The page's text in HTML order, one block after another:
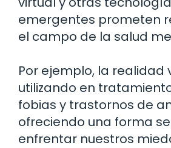
emergentes prometen
el campo de la salud
Por ejemplo, la realidad
utilizando en
fobias y trastornos de
ofreciendo una forma
enfrentar nuestros